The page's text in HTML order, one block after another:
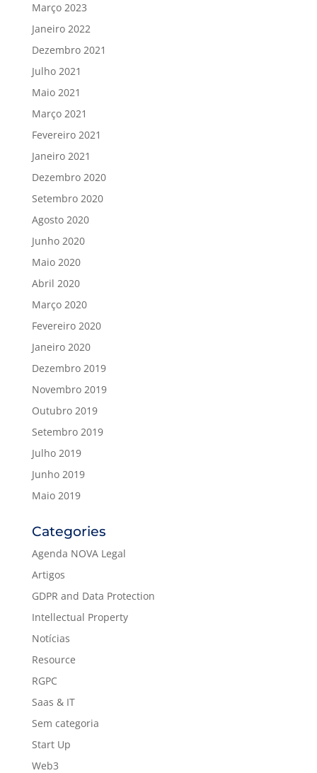
Março 2023
Janeiro 2022
Dezembro 2021
Julho 2021
Maio 2021
Março 2021
Fevereiro 2021
Janeiro 2021
Dezembro 2020
Setembro 2020
Agosto 2020
Junho 2020
Maio 2020
Abril 2020
Março 2020
Fevereiro 2020
Janeiro 2020
Dezembro 2019
Novembro 2019
Outubro 2019
Setembro 2019
Julho 2019
Junho 2019
Maio 2019
Categories
Agenda NOVA Legal
Artigos
GDPR and Data Protection
Intellectual Property
Notícias
Resource
RGPC
Saas & IT
Sem categoria
Start Up
Web3